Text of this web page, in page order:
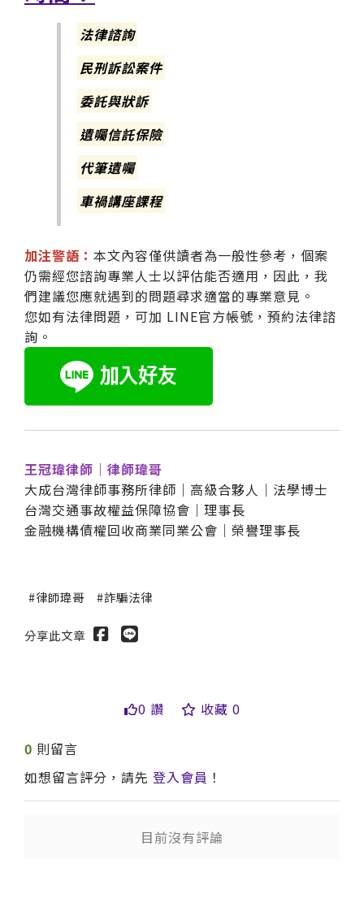
法律諮詢
民刑訴訟案件
委託與狀訴
遺囑信託保險
代筆遺囑
車禍講座課程
加注警語： 本文內容僅供讀者為一般性參考，個案
仍需經您諮詢專業人士以評估能否適用，因此，我
們建議您應就遇到的問題尋求適當的專業意見。
您如有法律問題，可加 LINE官方帳號，預約法律諮
詢。
王冠瑋律師｜律師瑋哥
大成台灣律師事務所律師｜高級合夥人｜法學博士
台灣交通事故權益保障協會｜理事長
金融機構債權回收商業同業公會｜榮譽理事長
律師瑋哥 詐騙法律
分享此文章
0 讚 收藏 0
0 則留言
如想留言評分，請先 登入會員 ！
目前沒有評論